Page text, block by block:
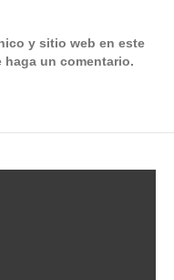
y sitio web en este
haga un comentario.